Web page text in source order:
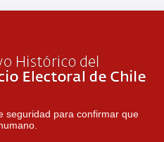
seguridad para confirmar que